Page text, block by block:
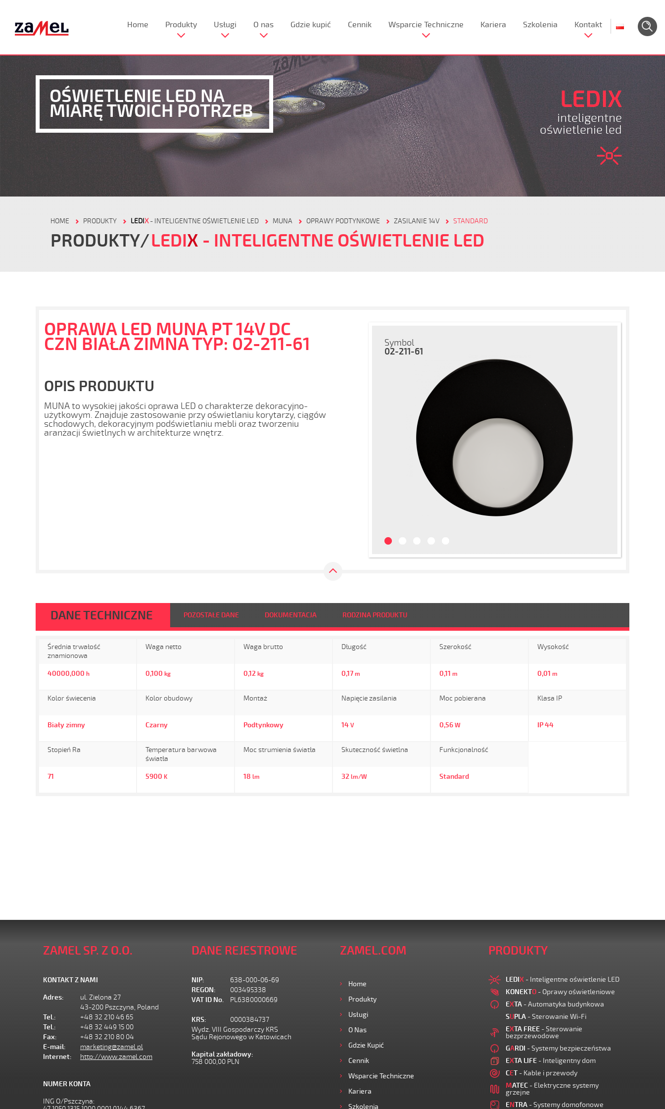
Home Produkty Usługi O nas Gdzie kupić Cennik Wsparcie Techniczne Kariera Szkolenia Kontakt
OŚWIETLENIE LED NA
MIARĘ TWOICH POTRZEB‎ LEDIX
inteligentne
oświetlenie led
HOME PRODUKTY LEDIX- INTELIGENTNE OŚWIETLENIE LED MUNA OPRAWY PODTYNKOWE ZASILANIE 14V STANDARD
PRODUKTY LEDIX - INTELIGENTNE OŚWIETLENIE LED
OPRAWA LED MUNA PT 14V DC
CZN BIAŁA ZIMNA TYP: 02-211-61
OPIS PRODUKTU
MUNA to wysokiej jakości oprawa LED o charakterze dekoracyjno-
użytkowym. Znajduje zastosowanie przy oświetlaniu korytarzy, ciągów
schodowych, dekoracyjnym podświetlaniu mebli oraz tworzeniu
aranżacji świetlnych w architekturze wnętrz.
Symbol
02-211-61
DANE TECHNICZNE POZOSTAŁE DANE DOKUMENTACJA RODZINA PRODUKTU
Średnia trwałość
znamionowa
40000,000 h
Waga netto
0,100 kg
Waga brutto
0,12 kg
Długość
0,17 m
Szerokość
0,11 m
Wysokość
0,01 m
Kolor świecenia
Biały zimny
Kolor obudowy
Czarny
Montaż
Podtynkowy
Napięcie zasilania
14 V
Moc pobierana
0,56 W
Klasa IP
IP 44
Stopień Ra
71
Temperatura barwowa
światła
5900 K
Moc strumienia światła
18 lm
Skuteczność świetlna
32 lm/W
Funkcjonalność
Standard
ZAMEL SP. Z O.O.
KONTAKT Z NAMI
Adres:
ul. Zielona 27
43-200 Pszczyna, Poland
Tel.:
+48 32 210 46 65
Tel.:
+48 32 449 15 00
Fax:
+48 32 210 80 04
E-mail:
marketing@zamel.pl
Internet:
http://www.zamel.com
NUMER KONTA
ING O/Pszczyna:
DANE REJESTROWE
NIP:
638-000-06-69
REGON:
003495338
VAT ID No.
PL6380000669
KRS:
0000384737
Wydz. VIII Gospodarczy KRS
Sądu Rejonowego w Katowicach
Kapital zakładowy:
758 000,00 PLN
ZAMEL.COM
Home
Produkty
Usługi
O Nas
Gdzie Kupić
Cennik
Wsparcie Techniczne
Kariera
Szkolenia
PRODUKTY
LEDIX - Inteligentne oświetlenie LED
KONEKTO - Oprawy oświetleniowe
EXTA - Automatyka budynkowa
SUPLA - Sterowanie Wi-Fi
EXTA FREE - Sterowanie
bezprzewodowe
GARDI - Systemy bezpieczeństwa
EXTA LIFE - Inteligentny dom
CET - Kable i przewody
MATEC - Elektryczne systemy
grzejne
ENTRA - Systemy domofonowe